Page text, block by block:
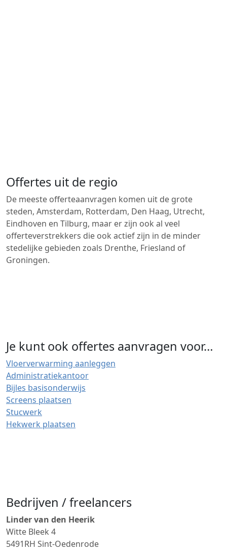
Offertes uit de regio
De meeste offerteaanvragen komen uit de grote
steden, Amsterdam, Rotterdam, Den Haag, Utrecht,
Eindhoven en Tilburg, maar er zijn ook al veel
offerteverstrekkers die ook actief zijn in de minder
stedelijke gebieden zoals Drenthe, Friesland of
Groningen.
Je kunt ook offertes aanvragen voor…
Vloerverwarming aanleggen
Administratiekantoor
Bijles basisonderwijs
Screens plaatsen
Stucwerk
Hekwerk plaatsen
Bedrijven / freelancers
Linder van den Heerik
Witte Bleek 4
5491RH Sint-Oedenrode